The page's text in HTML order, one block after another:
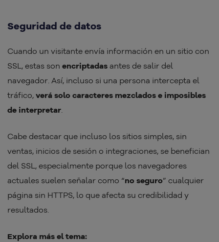
Seguridad de datos
Cuando un visitante envía información en un sitio con
SSL, estas son encriptadas antes de salir del
navegador. Así, incluso si una persona intercepta el
tráfico, verá solo caracteres mezclados e imposibles
de interpretar.
Cabe destacar que incluso los sitios simples, sin
ventas, inicios de sesión o integraciones, se benefician
del SSL, especialmente porque los navegadores
actuales suelen señalar como “no seguro” cualquier
página sin HTTPS, lo que afecta su credibilidad y
resultados.
Explora más el tema: